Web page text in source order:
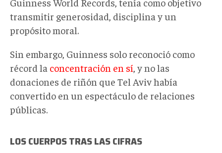
transmitir generosidad, disciplina y un
propósito moral.
Sin embargo, Guinness solo reconoció como
récord la concentración en sí , y no las
donaciones de riñón que Tel Aviv había
convertido en un espectáculo de relaciones
públicas.
LOS CUERPOS TRAS LAS CIFRAS